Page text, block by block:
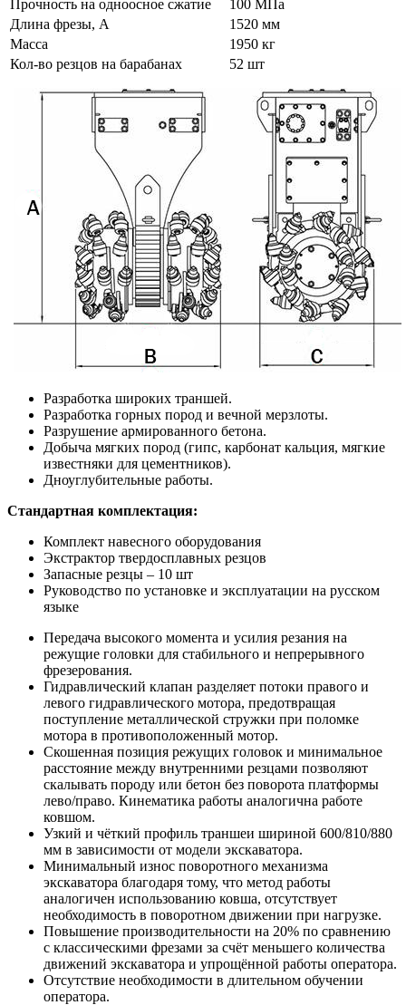
Прочность на одноосное сжатие
100 МПа
Длина фрезы, A
1520 мм
Масса
1950 кг
Кол-во резцов на барабанах
52 шт
Разработка широких траншей.
Разработка горных пород и вечной мерзлоты.
Разрушение армированного бетона.
Добыча мягких пород (гипс, карбонат кальция, мягкие
известняки для цементников).
Дноуглубительные работы.
Стандартная комплектация:
Комплект навесного оборудования
Экстрактор твердосплавных резцов
Запасные резцы – 10 шт
Руководство по установке и эксплуатации на русском
языке
Передача высокого момента и усилия резания на
режущие головки для стабильного и непрерывного
фрезерования.
Гидравлический клапан разделяет потоки правого и
левого гидравлического мотора, предотвращая
поступление металлической стружки при поломке
мотора в противоположенный мотор.
Скошенная позиция режущих головок и минимальное
расстояние между внутренними резцами позволяют
скалывать породу или бетон без поворота платформы
лево/право. Кинематика работы аналогична работе
ковшом.
Узкий и чёткий профиль траншеи шириной 600/810/880
мм в зависимости от модели экскаватора.
Минимальный износ поворотного механизма
экскаватора благодаря тому, что метод работы
аналогичен использованию ковша, отсутствует
необходимость в поворотном движении при нагрузке.
Повышение производительности на 20% по сравнению
с классическими фрезами за счёт меньшего количества
движений экскаватора и упрощённой работы оператора.
Отсутствие необходимости в длительном обучении
оператора.